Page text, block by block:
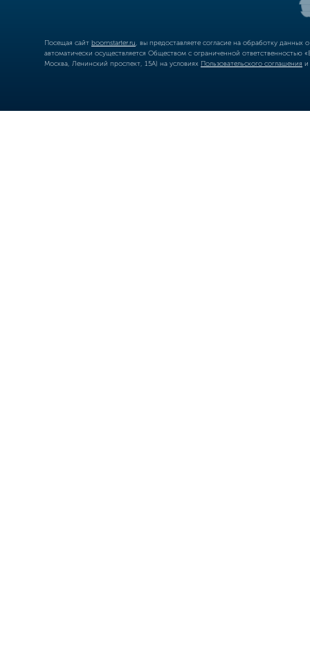
Посещая сайт boomstarter.ru , вы предоставляете согласие на обработку
автоматически осуществляется Обществом с ограниченной
Москва, Ленинский проспект, 15А) на условиях Пользовательского соглашения и